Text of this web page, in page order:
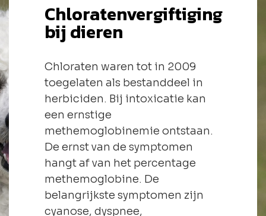
Chloratenvergiftiging
bij dieren
Chloraten waren tot in 2009
toegelaten als bestanddeel in
herbiciden. Bij intoxicatie kan
een ernstige
methemoglobinemie ontstaan.
De ernst van de symptomen
hangt af van het percentage
methemoglobine. De
belangrijkste symptomen zijn
cyanose, dyspnee,